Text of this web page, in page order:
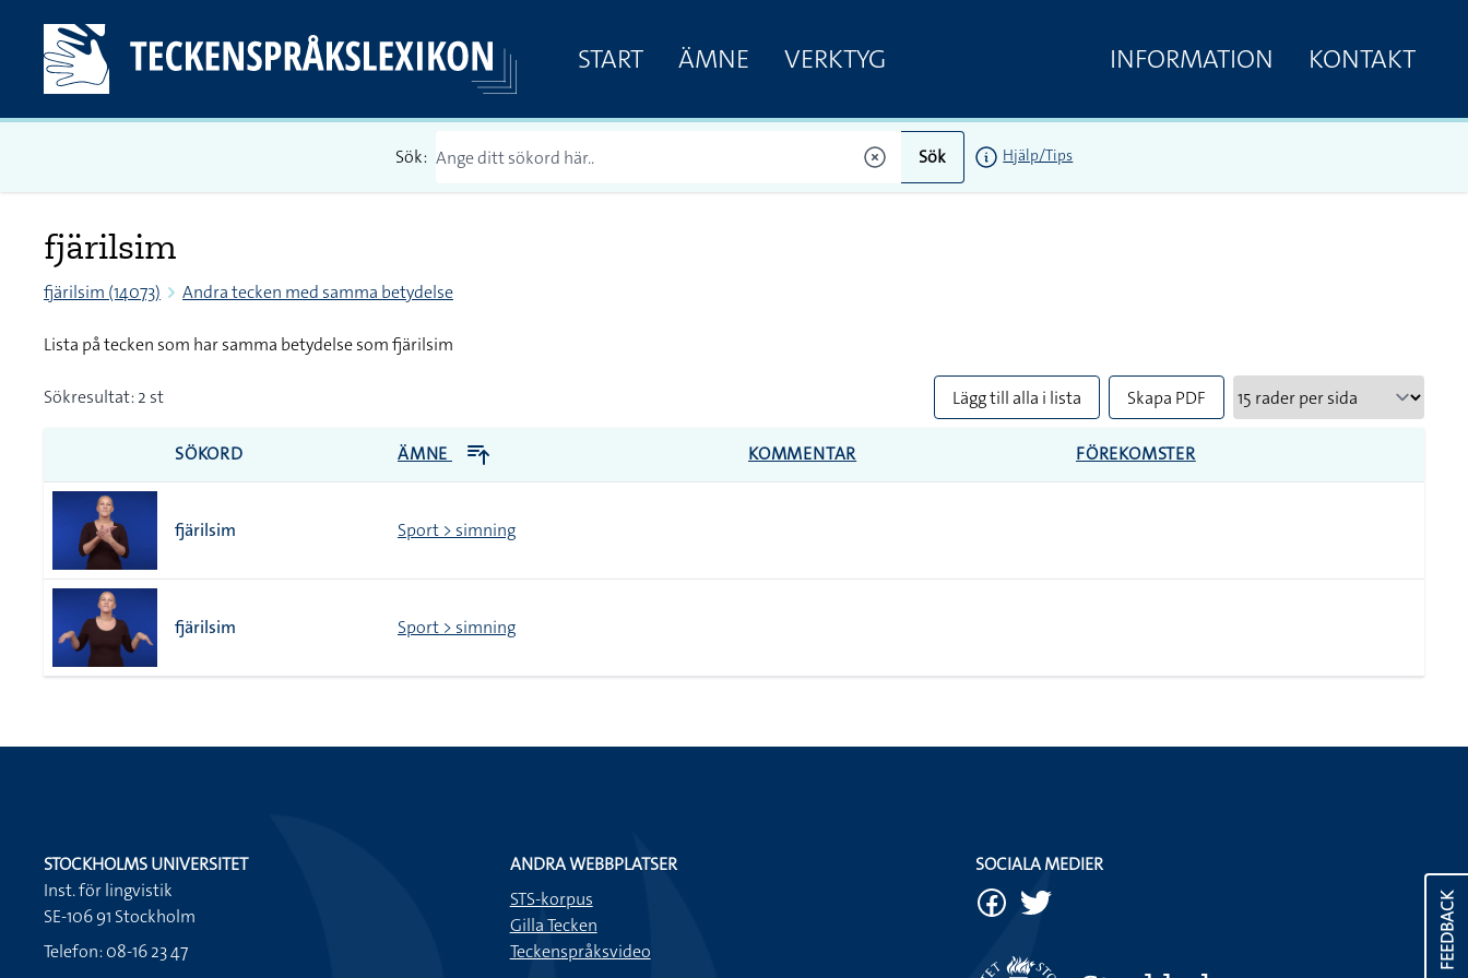
START ÄMNE VERKTYG INFORMATION KONTAKT
Sök: Sök Hjälp/Tips
fjärilsim
fjärilsim (14073) Andra tecken med samma betydelse
Lista på tecken som har samma betydelse som fjärilsim
Sökresultat: 2 st Lägg till alla i lista Skapa PDF
SÖKORD ÄMNE KOMMENTAR FÖREKOMSTER
fjärilsim Sport > simning
fjärilsim Sport > simning
FEEDBACK
STOCKHOLMS UNIVERSITET
Inst. för lingvistik
SE-106 91 Stockholm
Telefon: 08-16 23 47
ANDRA WEBBPLATSER
STS-korpus
Gilla Tecken
Teckenspråksvideo
SOCIALA MEDIER